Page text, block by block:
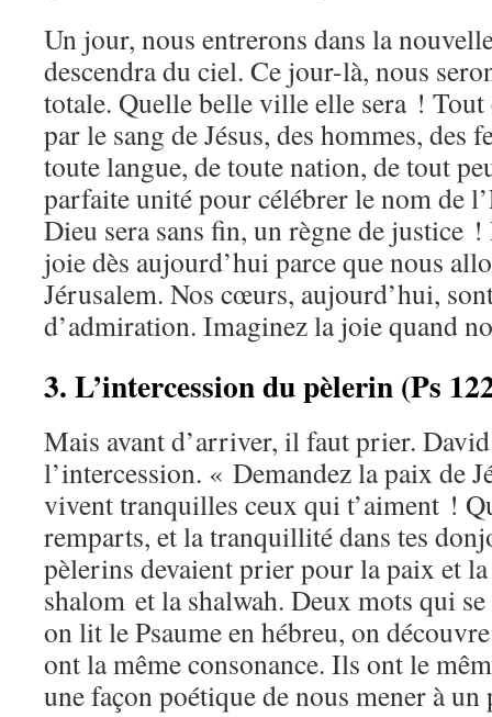
Un jour, nous entrerons dans la
descendra du ciel. Ce jour-là, nous
totale. Quelle belle ville elle sera ! Tout
par le sang de Jésus, des hommes, des
toute langue, de toute nation, de tout
parfaite unité pour célébrer le nom de
Dieu sera sans fin, un règne de justice !
joie dès aujourd’hui parce que nous
Jérusalem. Nos cœurs, aujourd’hui,
d’admiration. Imaginez la joie quand
3. L’intercession du pèlerin (Ps
Mais avant d’arriver, il faut prier.
l’intercession. « Demandez la paix de
vivent tranquilles ceux qui t’aiment !
remparts, et la tranquillité dans tes
pèlerins devaient prier pour la paix et
shalom et la shalwah. Deux mots qui
on lit le Psaume en hébreu, on
ont la même consonance. Ils ont le
une façon poétique de nous mener à